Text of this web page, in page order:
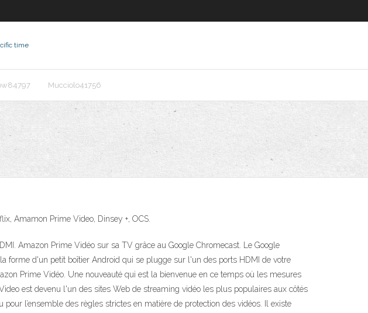
time
Mucciolo41756
Amamon Prime Video, Dinsey +, OCS.
Amazon Prime Vidéo sur sa TV grâce au Google Chromecast. Le Google
forme d'un petit boîtier Android qui se plugge sur l'un des ports HDMI de votre
Prime Vidéo. Une nouveauté qui est la bienvenue en ce temps où les mesures
est devenu l'un des sites Web de streaming vidéo les plus populaires aux côtés
l’ensemble des règles strictes en matière de protection des vidéos. Il existe